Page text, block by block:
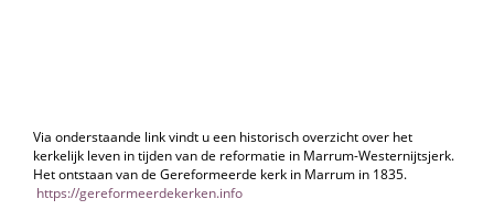
Via onderstaande link vindt u een historisch overzicht over het
kerkelijk leven in tijden van de reformatie in Marrum-Westernijtsjerk.
Het ontstaan van de Gereformeerde kerk in Marrum in 1835.
https://gereformeerdekerken.info